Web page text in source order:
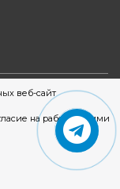
веб-сайт
на работу с этими
- сеть